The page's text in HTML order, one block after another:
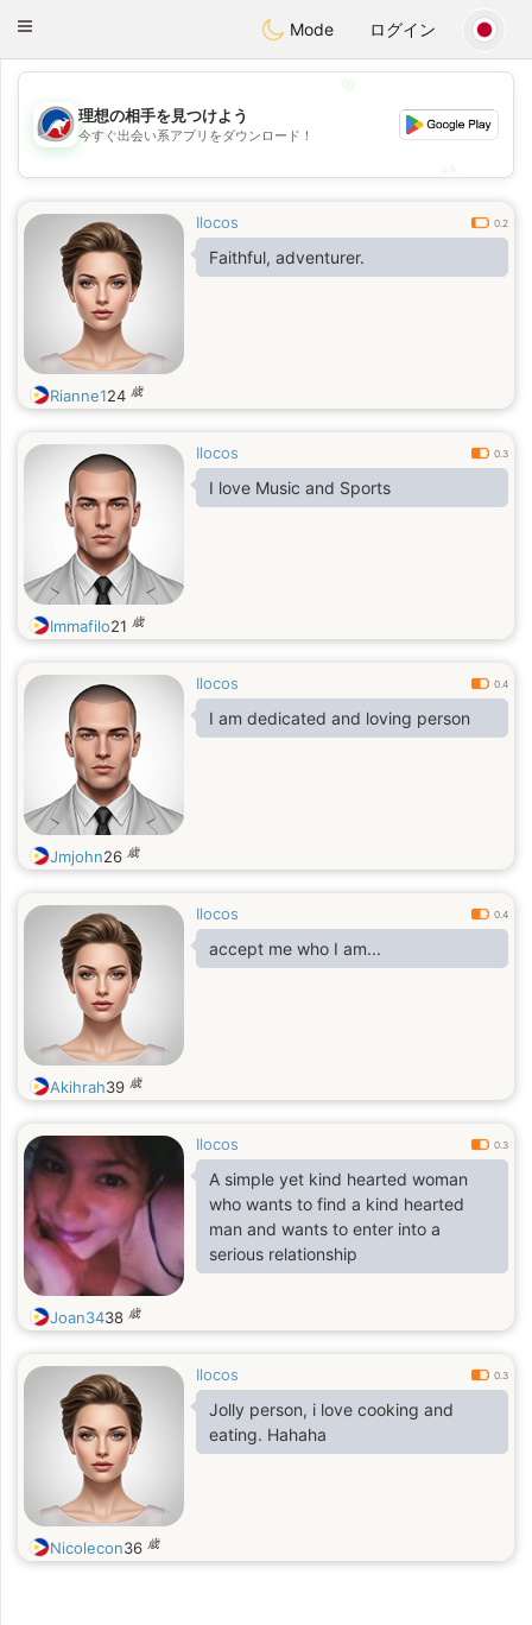
AustraliaChat
Toggle
Mode ログイン
💖
💕
理想の相手を見つけよう
今すぐ出会い系アプリをダウンロード！
Ilocos 0.2
Faithful, adventurer.
Rianne124 歳
Ilocos 0.3
I love Music and Sports
Immafilo21 歳
Ilocos 0.4
I am dedicated and loving person
Jmjohn26 歳
Ilocos 0.4
accept me who I am...
Akihrah39 歳
Ilocos 0.3
A simple yet kind hearted woman
who wants to find a kind hearted
man and wants to enter into a
serious relationship
Joan3438 歳
Ilocos 0.3
Jolly person, i love cooking and
eating. Hahaha
Nicolecon36 歳